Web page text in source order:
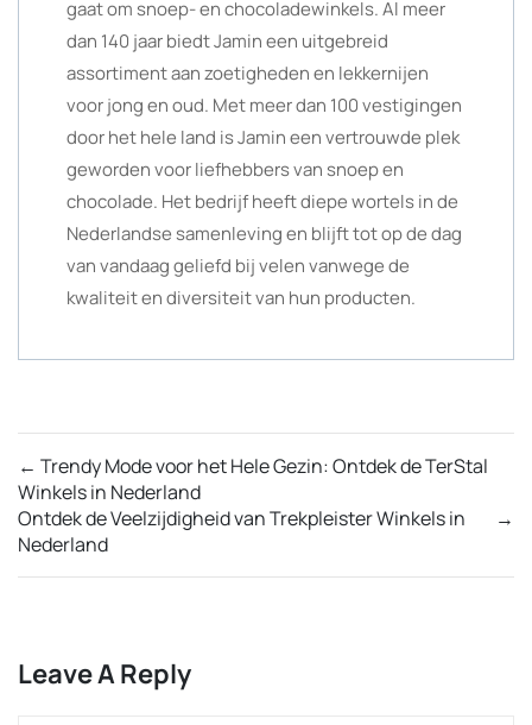
gaat om snoep- en chocoladewinkels. Al meer
dan 140 jaar biedt Jamin een uitgebreid
assortiment aan zoetigheden en lekkernijen
voor jong en oud. Met meer dan 100 vestigingen
door het hele land is Jamin een vertrouwde plek
geworden voor liefhebbers van snoep en
chocolade. Het bedrijf heeft diepe wortels in de
Nederlandse samenleving en blijft tot op de dag
van vandaag geliefd bij velen vanwege de
kwaliteit en diversiteit van hun producten.
← Trendy Mode voor het Hele Gezin: Ontdek de TerStal
Winkels in Nederland
→
Ontdek de Veelzijdigheid van Trekpleister Winkels in
Nederland
Leave A Reply